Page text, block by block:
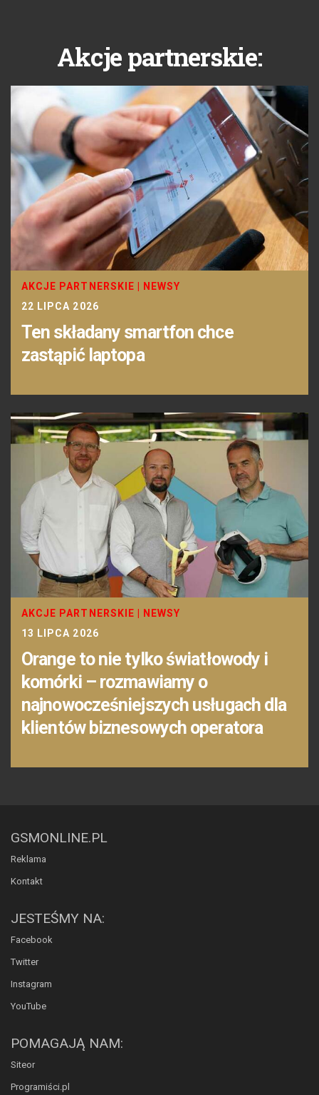
Akcje partnerskie:
AKCJE PARTNERSKIE
NEWSY
22 LIPCA 2026
Ten składany smartfon chce
zastąpić laptopa
AKCJE PARTNERSKIE
NEWSY
13 LIPCA 2026
Orange to nie tylko światłowody i
komórki – rozmawiamy o
najnowocześniejszych usługach dla
klientów biznesowych operatora
GSMONLINE.PL
Reklama
Kontakt
JESTEŚMY NA:
Facebook
Twitter
Instagram
YouTube
POMAGAJĄ NAM:
Siteor
Programiści.pl